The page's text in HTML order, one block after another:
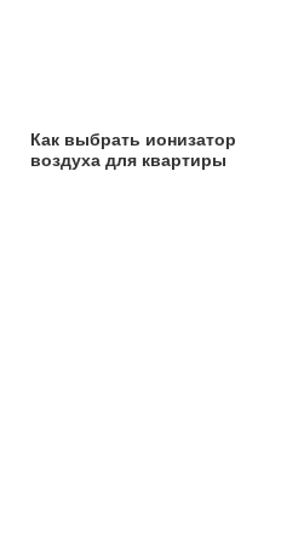
Как выбрать ионизатор
воздуха для квартиры